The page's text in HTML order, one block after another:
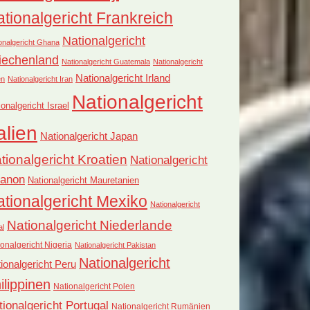
Frankreich
Ghana Nationalgericht
Nationalgericht Guatemala Nationalgericht
Nationalgericht Iran Nationalgericht Irland
Israel Nationalgericht
Nationalgericht Japan
Kroatien Nationalgericht
Nationalgericht Mauretanien
Mexiko Nationalgericht
Nationalgericht Niederlande
Nigeria Nationalgericht Pakistan
Peru Nationalgericht
Nationalgericht Polen
Portugal Nationalgericht Rumänien